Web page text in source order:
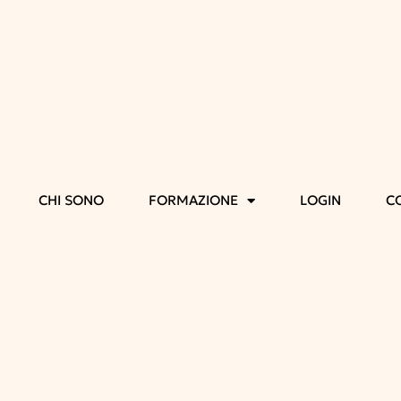
CHI SONO FORMAZIONE LOGIN